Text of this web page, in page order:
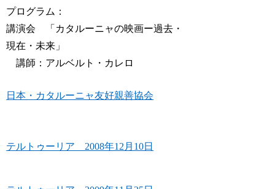
プログラム：
講演会 「カタルーニャの映画ー過去・
現在・未来」
講師：アルベルト・カレロ
日本・カタルーニャ友好親善協会
テルトゥーリア 2008年12月10日